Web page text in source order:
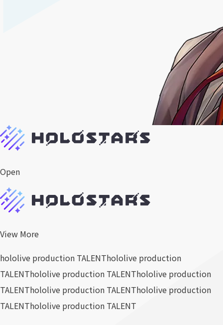
Open
View More
hololive production TALENThololive production
TALENThololive production TALENThololive production
TALENThololive production TALENThololive production
TALENThololive production TALENT